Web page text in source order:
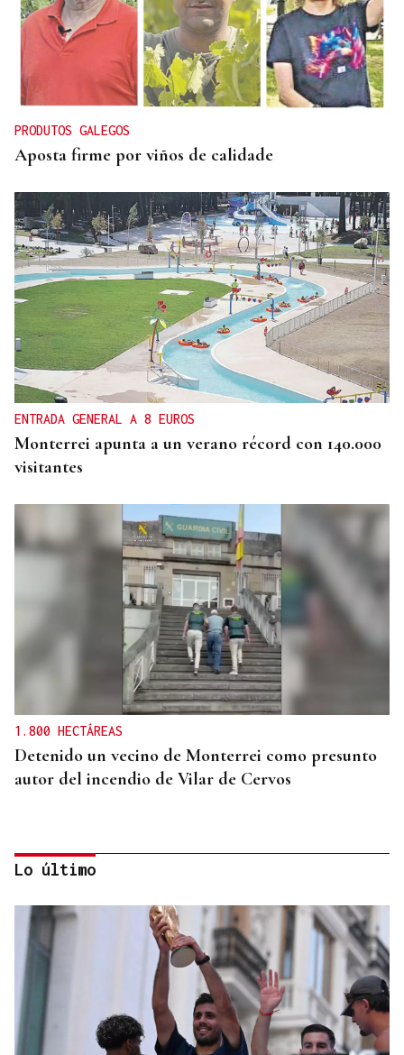
PRODUTOS GALEGOS
Aposta firme por viños de calidade
ENTRADA GENERAL A 8 EUROS
Monterrei apunta a un verano récord con 140.000
visitantes
1.800 HECTÁREAS
Detenido un vecino de Monterrei como presunto
autor del incendio de Vilar de Cervos
ALIANZA
Lo último